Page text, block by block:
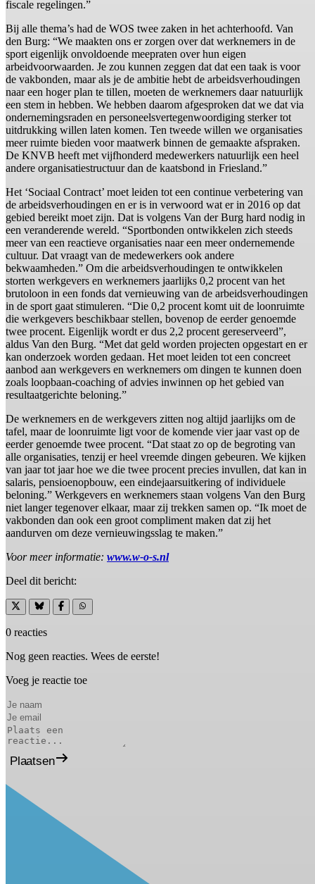
fiscale regelingen.”
Bij alle thema’s had de WOS twee zaken in het achterhoofd. Van
den Burg: “We maakten ons er zorgen over dat werknemers in de
sport eigenlijk onvoldoende meepraten over hun eigen
arbeidvoorwaarden. Je zou kunnen zeggen dat dat een taak is voor
de vakbonden, maar als je de ambitie hebt de arbeidsverhoudingen
naar een hoger plan te tillen, moeten de werknemers daar natuurlijk
een stem in hebben. We hebben daarom afgesproken dat we dat via
ondernemingsraden en personeelsvertegenwoordiging sterker tot
uitdrukking willen laten komen. Ten tweede willen we organisaties
meer ruimte bieden voor maatwerk binnen de gemaakte afspraken.
De KNVB heeft met vijfhonderd medewerkers natuurlijk een heel
andere organisatiestructuur dan de kaatsbond in Friesland.”
Het ‘Sociaal Contract’ moet leiden tot een continue verbetering van
de arbeidsverhoudingen en er is in verwoord wat er in 2016 op dat
gebied bereikt moet zijn. Dat is volgens Van der Burg hard nodig in
een veranderende wereld. “Sportbonden ontwikkelen zich steeds
meer van een reactieve organisaties naar een meer ondernemende
cultuur. Dat vraagt van de medewerkers ook andere
bekwaamheden.” Om die arbeidsverhoudingen te ontwikkelen
storten werkgevers en werknemers jaarlijks 0,2 procent van het
brutoloon in een fonds dat vernieuwing van de arbeidsverhoudingen
in de sport gaat stimuleren. “Die 0,2 procent komt uit de loonruimte
die werkgevers beschikbaar stellen, bovenop de eerder genoemde
twee procent. Eigenlijk wordt er dus 2,2 procent gereserveerd”,
aldus Van den Burg. “Met dat geld worden projecten opgestart en er
kan onderzoek worden gedaan. Het moet leiden tot een concreet
aanbod aan werkgevers en werknemers om dingen te kunnen doen
zoals loopbaan-coaching of advies inwinnen op het gebied van
resultaatgerichte beloning.”
De werknemers en de werkgevers zitten nog altijd jaarlijks om de
tafel, maar de loonruimte ligt voor de komende vier jaar vast op de
eerder genoemde twee procent. “Dat staat zo op de begroting van
alle organisaties, tenzij er heel vreemde dingen gebeuren. We kijken
van jaar tot jaar hoe we die twee procent precies invullen, dat kan in
salaris, pensioenopbouw, een eindejaarsuitkering of individuele
beloning.” Werkgevers en werknemers staan volgens Van den Burg
niet langer tegenover elkaar, maar zij trekken samen op. “Ik moet de
vakbonden dan ook een groot compliment maken dat zij het
aandurven om deze vernieuwingsslag te maken.”
Voor meer informatie: www.w-o-s.nl
Deel dit bericht:
0 reacties
Nog geen reacties. Wees de eerste!
Voeg je reactie toe
Plaatsen